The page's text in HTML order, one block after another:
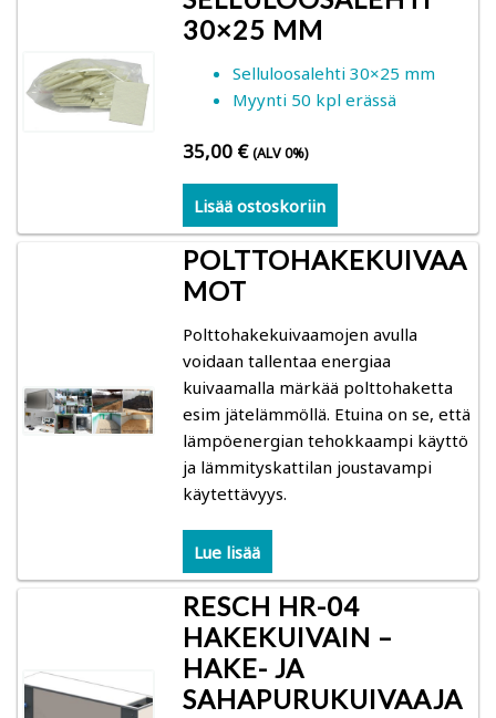
Tietosuoja, evästeet ja rekisteriseloste
30×25 MM
Selluloosalehti 30×25 mm
Myynti 50 kpl erässä
35,00 € (ALV 0%)
Lisää ostoskoriin
POLTTOHAKEKUIVAA
MOT
Polttohakekuivaamojen avulla
voidaan tallentaa energiaa
kuivaamalla märkää polttohaketta
esim jätelämmöllä. Etuina on se, että
lämpöenergian tehokkaampi käyttö
ja lämmityskattilan joustavampi
käytettävyys.
Lue lisää
RESCH HR-04
HAKEKUIVAIN –
HAKE- JA
SAHAPURUKUIVAAJA